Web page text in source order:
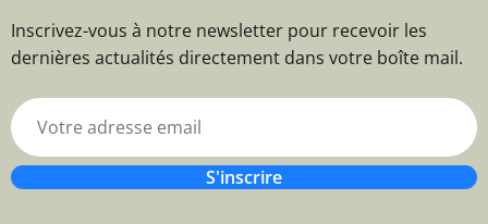
Inscrivez-vous à notre newsletter pour recevoir les
dernières actualités directement dans votre boîte mail.
S'inscrire